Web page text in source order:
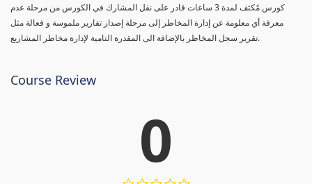
كورس مٌكثف لمدة 3 ساعات قادر على نقل المشارك في الكورس من مرحلة عدم
معرفة أي معلومة عن إدارة المخاطر إلى مرحلة إصدار تقارير ملموسة و فعالة مثل
تقرير سجل المخاطر بالإضافة الى المقدرة التامية لإدارة مخاطر المشاريع.
Course Review
0